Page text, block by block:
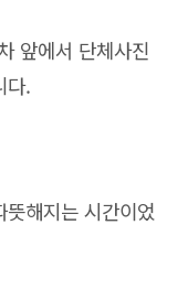
앞에서 단체사진
다.
해지는 시간이었